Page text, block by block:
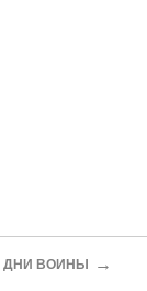
ДНИ ВОИНЫ →